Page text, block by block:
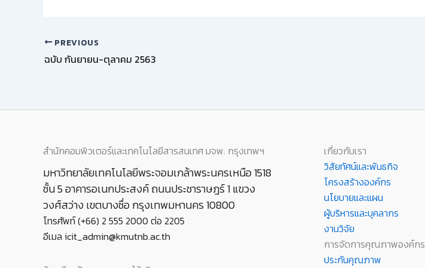
PREVIOUS
ฉบับ กันยายน-ตุลาคม 2563
สำนักคอมพิวเตอร์และเทคโนโลยีสารสนเทศ มจพ. กรุงเทพฯ
มหาวิทยาลัยเทคโนโลยีพระจอมเกล้าพระนครเหนือ 1518
ชั้น 5 อาคารอเนกประสงค์ ถนนประชาราษฎร์ 1 แขวง
วงศ์สว่าง เขตบางซื่อ กรุงเทพมหานคร 10800
โทรศัพท์ (+66) 2 555 2000 ต่อ 2205
อีเมล icit_admin@kmutnb.ac.th
เกี่ยวกับเรา
วิสัยทัศน์และพันธกิจ
โครงสร้างองค์กร
นโยบายและแผน
ผู้บริหารและบุคลากร
งานวิจัย
การจัดการคุณภาพองค์กร
ประกันคุณภาพ